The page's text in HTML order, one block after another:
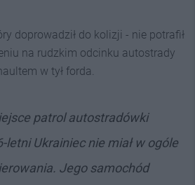
doprowadził do kolizji - nie potrafił
na rudzkim odcinku autostrady
w tył forda.
patrol autostradówki
letni Ukrainiec nie miał w ogóle
Jego samochód